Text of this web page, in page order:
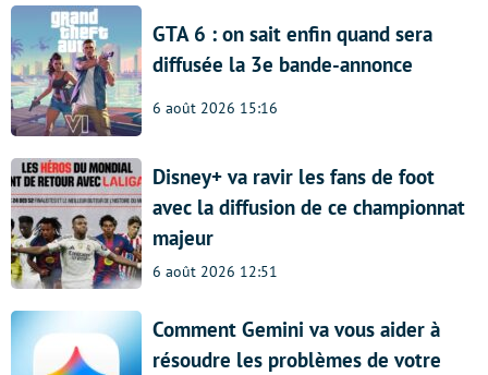
GTA 6 : on sait enfin quand sera
diffusée la 3e bande-annonce
6 août 2026 15:16
Disney+ va ravir les fans de foot
avec la diffusion de ce championnat
majeur
6 août 2026 12:51
Comment Gemini va vous aider à
résoudre les problèmes de votre